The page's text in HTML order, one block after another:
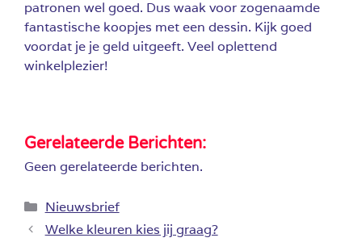
patronen wel goed. Dus waak voor zogenaamde
fantastische koopjes met een dessin. Kijk goed
voordat je je geld uitgeeft. Veel oplettend
winkelplezier!
Gerelateerde Berichten:
Geen gerelateerde berichten.
Categorieën
Nieuwsbrief
Welke kleuren kies jij graag?